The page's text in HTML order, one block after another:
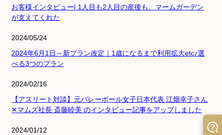
お客様インタビュー| 1人目も2人目の産後も、マームガーデン
が支えてくれた
2024/05/24
2024年6月1日～新プラン改定｜1歳になるまで利用拡大etc♪選
べる3つのプラン
2024/02/16
【アスリート対談】元バレーボール女子日本代表 江畑幸子さん
✕マムズ社長 斎藤睦美 のインタビュー記事をアップしました
2024/01/12